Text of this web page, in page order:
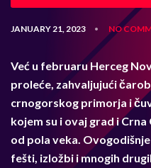
JANUARY 21, 2023 • NO
Već u februaru Herceg
proleće, zahvaljujući
crnogorskog primorja i
kojem su i ovaj grad i
od pola veka.
fešti, izložbi i mnogih